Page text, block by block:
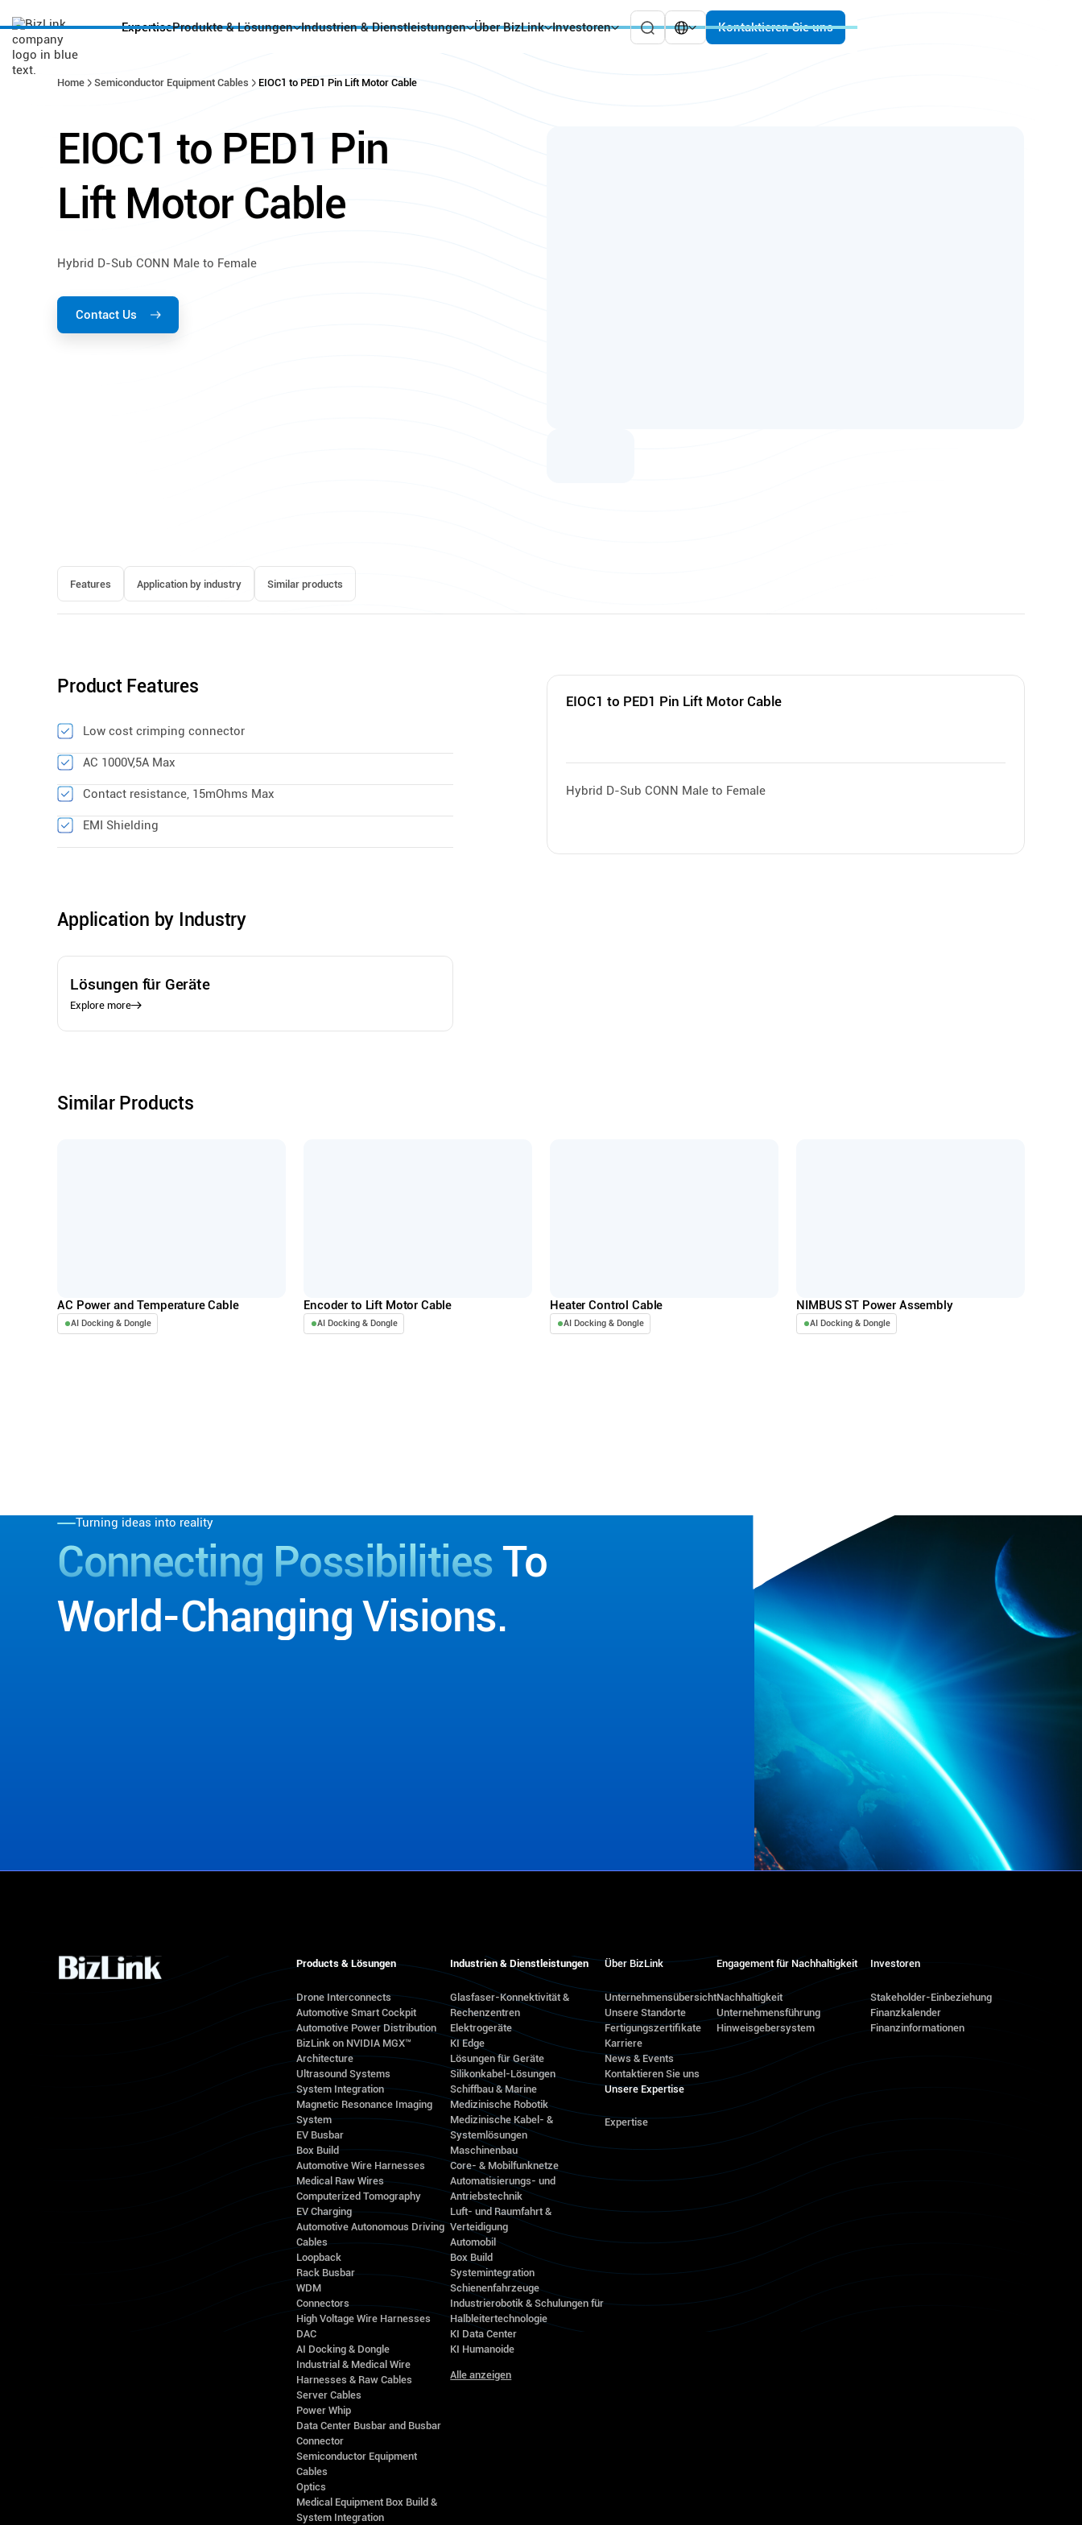
ExpertiseProdukte & Lösungen Industrien & Dienstleistungen Über BizLink Investoren Kontaktieren Sie uns
Home Semiconductor Equipment Cables EIOC1 to PED1 Pin Lift Motor Cable
EIOC1 to PED1 Pin
Lift Motor Cable
Hybrid D-Sub CONN Male to Female
Contact Us
Features Application by industry Similar products
Product Features
Low cost crimping connector
AC 1000V,5A Max
Contact resistance, 15mOhms Max
EMI Shielding
EIOC1 to PED1 Pin Lift Motor Cable
Hybrid D-Sub CONN Male to Female
Application by Industry
Lösungen für Geräte
Explore more
Similar Products
AC Power and Temperature Cable
AI Docking & Dongle
Encoder to Lift Motor Cable
AI Docking & Dongle
Heater Control Cable
AI Docking & Dongle
NIMBUS ST Power Assembly
AI Docking & Dongle
Turning ideas into reality
Connecting Possibilities To
World-Changing Visions.
Products & Lösungen
Drone Interconnects
Automotive Smart Cockpit
Automotive Power Distribution
BizLink on NVIDIA MGX™
Architecture
Ultrasound Systems
System Integration
Magnetic Resonance Imaging
System
EV Busbar
Box Build
Automotive Wire Harnesses
Medical Raw Wires
Computerized Tomography
EV Charging
Automotive Autonomous Driving
Cables
Loopback
Rack Busbar
WDM
Connectors
High Voltage Wire Harnesses
DAC
AI Docking & Dongle
Industrial & Medical Wire
Harnesses & Raw Cables
Server Cables
Power Whip
Data Center Busbar and Busbar
Connector
Semiconductor Equipment
Cables
Optics
Medical Equipment Box Build &
System Integration
Industrien & Dienstleistungen
Glasfaser-Konnektivität &
Rechenzentren
Elektrogeräte
KI Edge
Lösungen für Geräte
Silikonkabel-Lösungen
Schiffbau & Marine
Medizinische Robotik
Medizinische Kabel- &
Systemlösungen
Maschinenbau
Core- & Mobilfunknetze
Automatisierungs- und
Antriebstechnik
Luft- und Raumfahrt &
Verteidigung
Automobil
Box Build
Systemintegration
Schienenfahrzeuge
Industrierobotik & Schulungen für
Halbleitertechnologie
KI Data Center
KI Humanoide
Alle anzeigen
Über BizLink
Unternehmensübersicht
Unsere Standorte
Fertigungszertifikate
Karriere
News & Events
Kontaktieren Sie uns
Unsere Expertise
Expertise
Engagement für Nachhaltigkeit
Nachhaltigkeit
Unternehmensführung
Hinweisgebersystem
Investoren
Stakeholder-Einbeziehung
Finanzkalender
Finanzinformationen